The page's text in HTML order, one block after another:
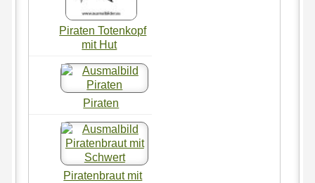
Piraten Totenkopf
mit Hut
Piraten
Piratenbraut mit